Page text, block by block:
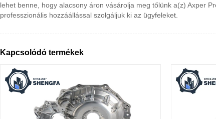
lehet benne, hogy alacsony áron vásárolja meg tőlünk a(z) Axper
professzionális hozzáállással szolgáljuk ki az ügyfeleket.
Kapcsolódó termékek